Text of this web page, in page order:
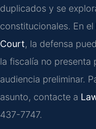
duplicados y se
constitucionales. En el
Court, la defensa
la fiscalía no presenta
audiencia preliminar.
asunto, contacte a
437-7747.